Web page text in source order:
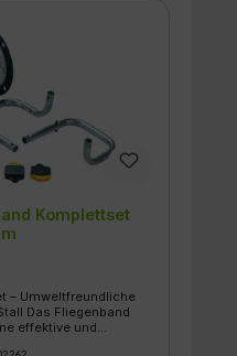
Komplettset
– Umweltfreundliche
Das Fliegenband
effektive und